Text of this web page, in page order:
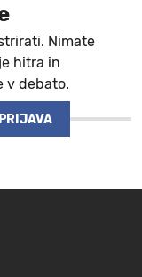
Nimate
hitra in
v debato.